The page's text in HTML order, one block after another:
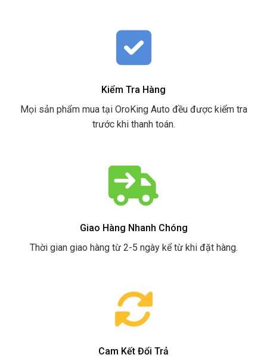
Kiểm Tra Hàng
Mọi sản phẩm mua tại OroKing Auto đều được kiểm tra
trước khi thanh toán.
Giao Hàng Nhanh Chóng
Thời gian giao hàng từ 2-5 ngày kể từ khi đặt hàng.
Cam Kết Đổi Trả